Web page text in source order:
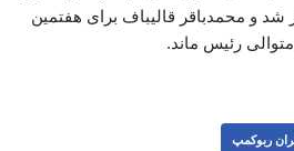
شد و محمدباقر قالیباف برای هفتمین
رئیس ماند.
ربوکمپ